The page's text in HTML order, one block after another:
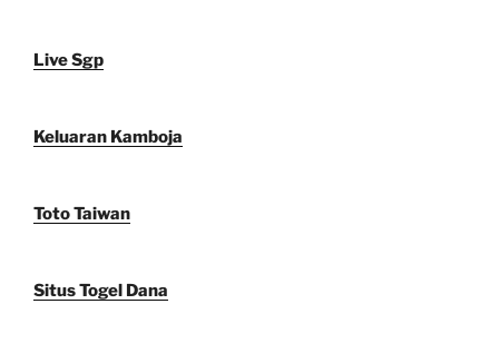
Live Sgp
Keluaran Kamboja
Toto Taiwan
Situs Togel Dana